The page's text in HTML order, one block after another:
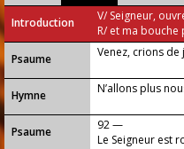
Introduction
V/ Seigneur,
R/ et ma
Psaume
Venez, crions
Hymne N’allons plus
Psaume
92 —
Le Seigneur est